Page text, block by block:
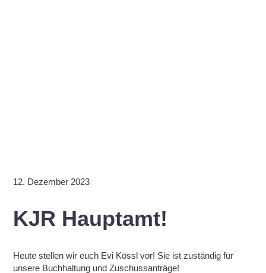
12. Dezember 2023
KJR Hauptamt!
Heute stellen wir euch Evi Kössl vor! Sie ist zuständig für
unsere Buchhaltung und Zuschussanträge!